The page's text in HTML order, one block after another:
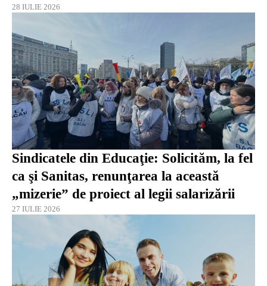
28 IULIE 2026
Sindicatele din Educaţie: Solicităm, la fel
ca şi Sanitas, renunţarea la această
„mizerie” de proiect al legii salarizării
27 IULIE 2026